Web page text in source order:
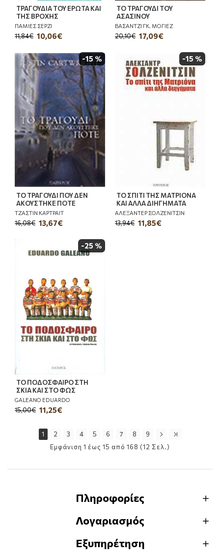
ΤΡΑΓΟΥΔΙΑ ΤΟΥ ΕΡΩΤΑ ΚΑΙ
ΤΗΣ ΒΡΟΧΗΣ
ΠΑΜΙΕΣ ΣΕΡΖΙ
10,06€
11,84€
ΤΟ ΤΡΑΓΟΥΔΙ ΤΟΥ
ΑΣΑΣΙΝΟΥ
ΒΑΣΑΝΤΖΙ ΓΚ. ΜΟΓΙΕΖ
17,09€
20,10€
-15 %
ΤΟ ΤΡΑΓΟΥΔΙ ΠΟΥ ΔΕΝ
ΑΚΟΥΣΤΗΚΕ ΠΟΤΕ
ΤΖΑΣΤΙΝ ΚΑΡΤΡΑΙΤ
13,67€
16,08€
-15 %
ΤΟ ΣΠΙΤΙ ΤΗΣ ΜΑΤΡΙΟΝΑ
ΚΑΙ ΑΛΛΑ ΔΙΗΓΗΜΑΤΑ
ΑΛΕΞΑΝΤΕΡ ΣΟΛΖΕΝΙΤΣΙΝ
11,85€
13,94€
-25 %
ΤΟ ΠΟΔΟΣΦΑΙΡΟ ΣΤΗ
ΣΚΙΑ ΚΑΙ ΣΤΟ ΦΩΣ
GALEANO EDUARDO
11,25€
15,00€
1 2 3 4 5 6 7 8
9
Εμφάνιση 1 έως 15 από 168 (12 Σελ.)
Πληροφορίες
Λογαριασμός
Εξυπηρέτηση